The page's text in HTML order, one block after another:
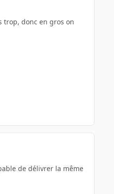
trop, donc en gros on
de délivrer la même